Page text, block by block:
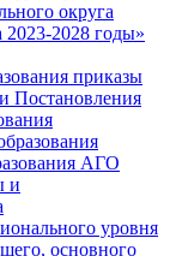
округа
2023-2028 годы»
приказы
Постановления
АГО
и
уровня
основного